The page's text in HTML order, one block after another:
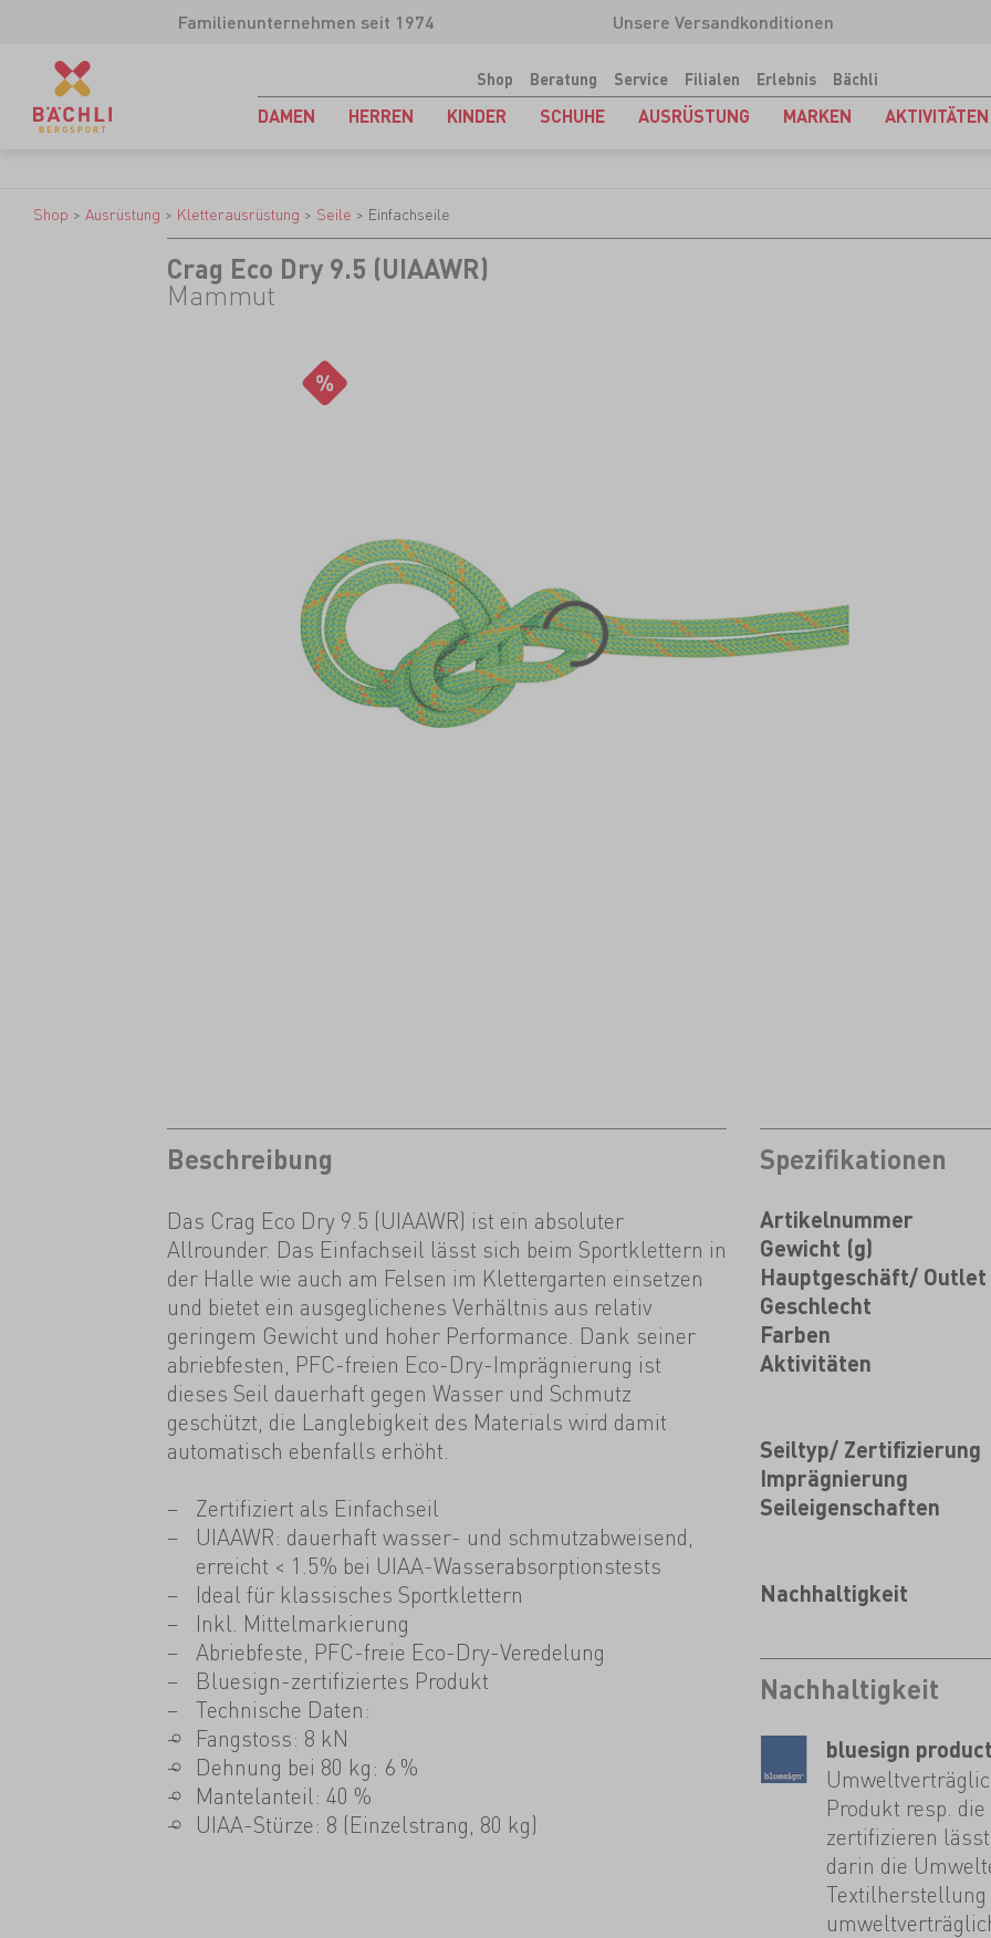
Familienunternehmen seit 1974 Unsere Versandkonditionen
Shop Beratung Service Filialen Erlebnis Bächli
DAMEN HERREN KINDER SCHUHE AUSRÜSTUNG MARKEN AKTIVITÄTEN
Shop > Ausrüstung > Kletterausrüstung > Seile > Einfachseile
Crag Eco Dry 9.5 (UIAAWR)
Mammut
Beschreibung
Das Crag Eco Dry 9.5 (UIAAWR) ist ein absoluter
Allrounder. Das Einfachseil lässt sich beim Sportklettern in
der Halle wie auch am Felsen im Klettergarten einsetzen
und bietet ein ausgeglichenes Verhältnis aus relativ
geringem Gewicht und hoher Performance. Dank seiner
abriebfesten, PFC-freien Eco-Dry-Imprägnierung ist
dieses Seil dauerhaft gegen Wasser und Schmutz
geschützt, die Langlebigkeit des Materials wird damit
automatisch ebenfalls erhöht.
Zertifiziert als Einfachseil
UIAAWR: dauerhaft wasser- und schmutzabweisend,
erreicht < 1.5 % bei UIAA-Wasserabsorptionstests
Ideal für klassisches Sportklettern
Inkl. Mittelmarkierung
Abriebfeste, PFC-freie Eco-Dry-Veredelung
Bluesign-zertifiziertes Produkt
Technische Daten:
Fangstoss: 8 kN
Dehnung bei 80 kg: 6 %
Mantelanteil: 40 %
UIAA-Stürze: 8 (Einzelstrang, 80 kg)
Spezifikationen
Artikelnummer
Gewicht (g)
Hauptgeschäft/ Outlet
Geschlecht
Farben
Aktivitäten
Seiltyp/ Zertifizierung
Imprägnierung
Seileigenschaften
Nachhaltigkeit
Nachhaltigkeit
bluesign
Produkt resp.
zertifizieren
darin die